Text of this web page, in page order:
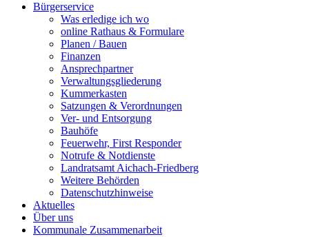
Bürgerservice
Was erledige ich wo
online Rathaus & Formulare
Planen / Bauen
Finanzen
Ansprechpartner
Verwaltungsgliederung
Kummerkasten
Satzungen & Verordnungen
Ver- und Entsorgung
Bauhöfe
Feuerwehr, First Responder
Notrufe & Notdienste
Landratsamt Aichach-Friedberg
Weitere Behörden
Datenschutzhinweise
Aktuelles
Über uns
Kommunale Zusammenarbeit